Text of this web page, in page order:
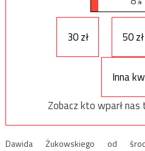
30 zł 50 zł
Inna
Zobacz kto wparł nas
Dawida Żukowskiego od